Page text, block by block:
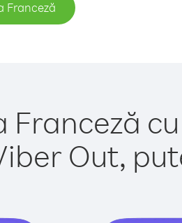
Franceză
Franceză
Out,